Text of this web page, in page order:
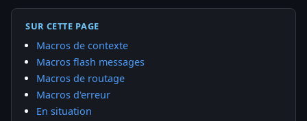
SUR CETTE PAGE
Macros de contexte
Macros flash messages
Macros de routage
Macros d'erreur
En situation